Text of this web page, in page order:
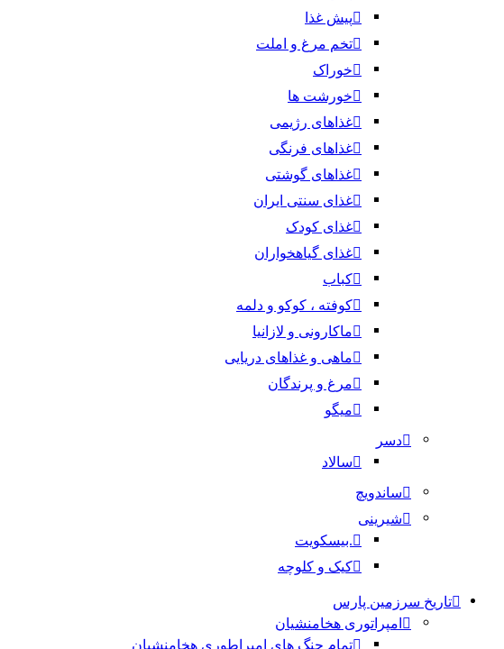
پیش غذا
تخم مرغ و املت
خوراک
خورشت ها
غذاهای رژیمی
غذاهای فرنگی
غذاهای گوشتی
غذای سنتی ایران
غذای کودک
غذای گیاهخواران
کباب
کوفته ، کوکو و دلمه
ماکارونی و لازانیا
ماهی و غذاهای دریایی
مرغ و پرندگان
میگو
دسر
سالاد
ساندویچ
شیرینی
.بیسکویت
کیک و کلوچه
تاریخ سرزمین پارس
امپراتوری هخامنشیان
تمام جنگ های امپراطوری هخامنشیان